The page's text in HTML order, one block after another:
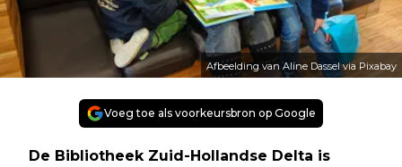
Afbeelding van Aline Dassel via Pixabay
Voeg toe als voorkeursbron op Google
De Bibliotheek Zuid-Hollandse Delta is